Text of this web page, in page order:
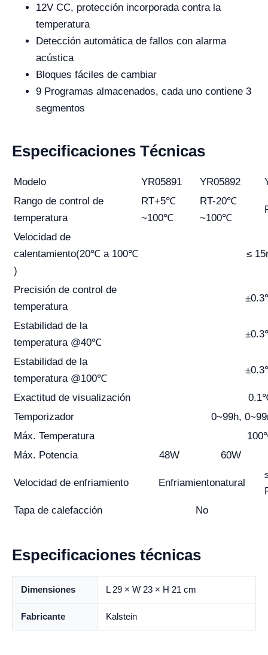
12V CC, protección incorporada contra la
temperatura
Detección automática de fallos con alarma
acústica
Bloques fáciles de cambiar
9 Programas almacenados, cada uno contiene 3
segmentos
Especificaciones Técnicas
Modelo YR05891 YR05892
Rango de control de
temperatura
RT+5℃
~100℃
RT-20℃
~100℃
Velocidad de
calentamiento(20℃ a 100℃
)
≤
Precisión de control de
temperatura
Estabilidad de la
temperatura @40℃
Estabilidad de la
temperatura @100℃
Exactitud de visualización
Temporizador
0~99h,
Máx. Temperatura
Máx. Potencia
48W 60W
Velocidad de enfriamiento Enfriamientonatural
Tapa de calefacción
No
Especificaciones técnicas
Dimensiones L 29 × W 23 × H 21 cm
Fabricante Kalstein